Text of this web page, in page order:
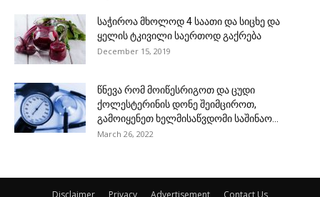
საჭიროა მხოლოდ 4 საათი და სიცხე და
ყელის ტკივილი საერთოდ გაქრება
December 15, 2019
წნევა რომ მოიწესრიგოთ და ცუდი
ქოლესტერინის დონე შეიმციროთ,
გამოიყენეთ ხელმისაწვდომი საშინაო...
March 26, 2022